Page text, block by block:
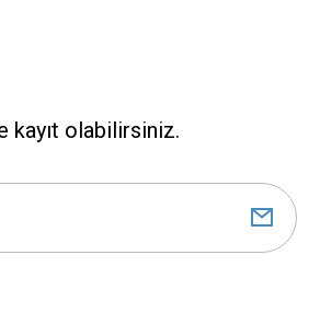
kayıt olabilirsiniz.